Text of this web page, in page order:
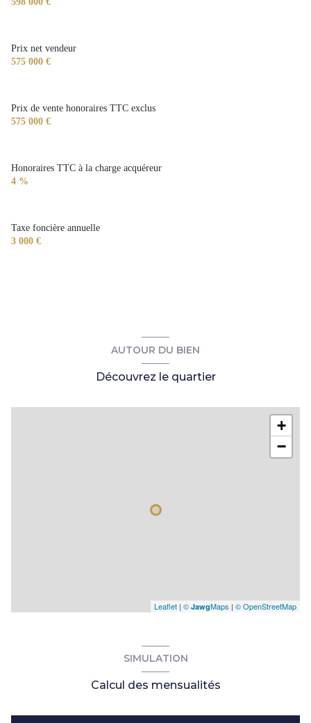
Prix net vendeur
575 000 €
Prix de vente honoraires TTC exclus
575 000 €
Honoraires TTC à la charge acquéreur
4 %
Taxe foncière annuelle
3 000 €
AUTOUR DU BIEN
Découvrez le quartier
+
−
Leaflet | © JawgMaps | © OpenStreetMap
SIMULATION
Calcul des mensualités